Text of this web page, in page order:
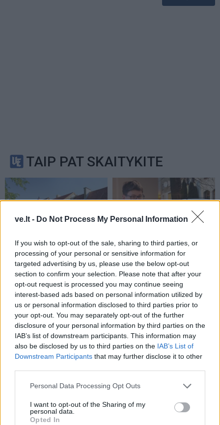
ve.lt - Do Not Process My Personal Information
If you wish to opt-out of the sale, sharing to third parties, or
processing of your personal or sensitive information for
targeted advertising by us, please use the below opt-out
section to confirm your selection. Please note that after your
opt-out request is processed you may continue seeing
interest-based ads based on personal information utilized by
us or personal information disclosed to third parties prior to
your opt-out. You may separately opt-out of the further
disclosure of your personal information by third parties on the
IAB’s list of downstream participants. This information may
also be disclosed by us to third parties on the IAB’s List of
Downstream Participants that may further disclose it to other
Personal Data Processing Opt Outs
I want to opt-out of the Sharing of my
personal data.
Opted In
TAIP PAT SKAITYKITE
Archyvas
Kaip praleisti šią karštą
vasarą Klaipėdoje
Archyvas
Naujieji parkavimo tarifai
- protingas kompromisas
Archyvas
Palangių daržininkystė
prasideda nuo namuose
Archyvas
Valstybinę pensiją galės
gauti daugiau
tėvų